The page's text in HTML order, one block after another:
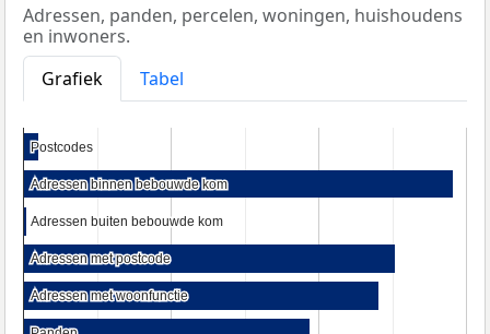
Adressen, panden, percelen, woningen, huishoudens
en inwoners.
Grafiek
Tabel
Postcodes
Postcodes
Adressen binnen bebouwde kom
Adressen binnen bebouwde kom
Adressen buiten bebouwde kom
Adressen buiten bebouwde kom
Adressen met postcode
Adressen met postcode
Adressen met woonfunctie
Adressen met woonfunctie